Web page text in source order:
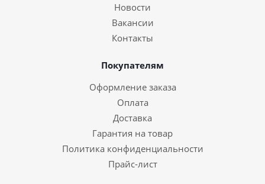
Новости
Вакансии
Контакты
Покупателям
Оформление заказа
Оплата
Доставка
Гарантия на товар
Политика конфиденциальности
Прайс-лист